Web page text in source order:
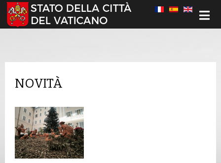
Seleziona la tua lingua
NOVITÀ